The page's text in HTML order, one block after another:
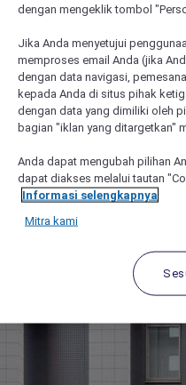
Jepang tradisional hingga
dengan lokasi ideal
East.
dengan mengeklik tombol
Jika Anda menyetujui
memproses email Anda (jika
dengan data navigasi,
kepada Anda di situs pihak
dengan data yang dimiliki oleh
bagian "iklan yang ditargetkan"
Anda dapat mengubah pilihan
dapat diakses melalui tautan
Informasi selengkapnya
Mitra kami